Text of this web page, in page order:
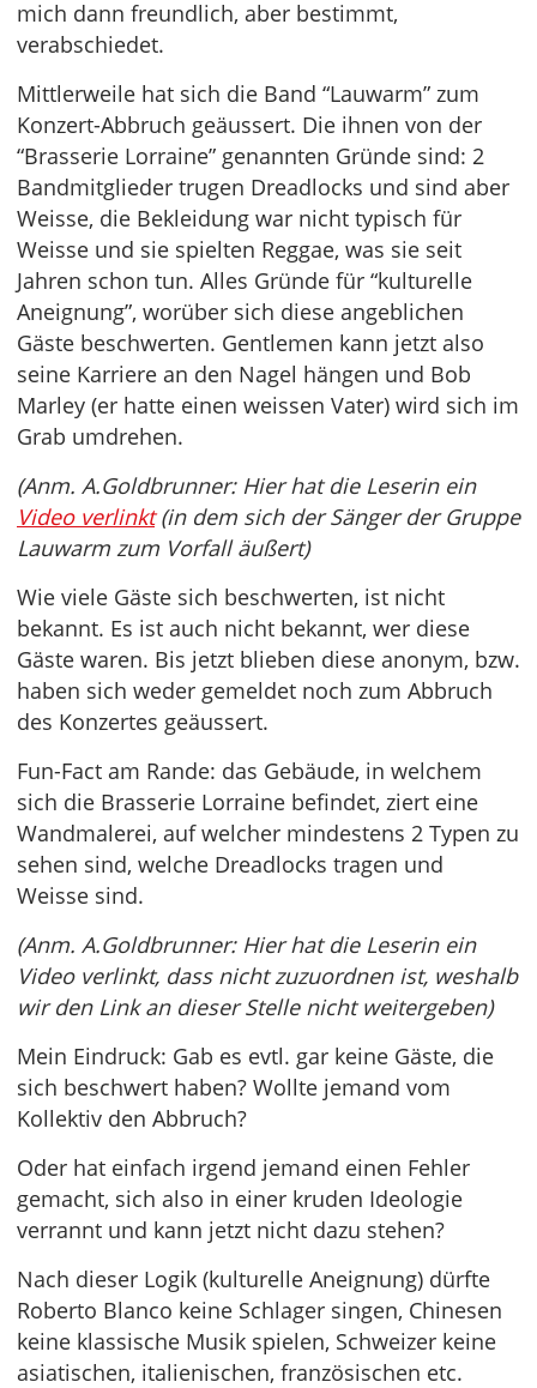
mich dann freundlich, aber bestimmt,
verabschiedet.
Mittlerweile hat sich die Band “Lauwarm” zum
Konzert-Abbruch geäussert. Die ihnen von der
“Brasserie Lorraine” genannten Gründe sind: 2
Bandmitglieder trugen Dreadlocks und sind aber
Weisse, die Bekleidung war nicht typisch für
Weisse und sie spielten Reggae, was sie seit
Jahren schon tun. Alles Gründe für “kulturelle
Aneignung”, worüber sich diese angeblichen
Gäste beschwerten. Gentlemen kann jetzt also
seine Karriere an den Nagel hängen und Bob
Marley (er hatte einen weissen Vater) wird sich im
Grab umdrehen.
(Anm. A.Goldbrunner: Hier hat die Leserin ein
Video verlinkt(in dem sich der Sänger der Gruppe
Lauwarm zum Vorfall äußert)
Wie viele Gäste sich beschwerten, ist nicht
bekannt. Es ist auch nicht bekannt, wer diese
Gäste waren. Bis jetzt blieben diese anonym, bzw.
haben sich weder gemeldet noch zum Abbruch
des Konzertes geäussert.
Fun-Fact am Rande: das Gebäude, in welchem
sich die Brasserie Lorraine befindet, ziert eine
Wandmalerei, auf welcher mindestens 2 Typen zu
sehen sind, welche Dreadlocks tragen und
Weisse sind.
(Anm. A.Goldbrunner: Hier hat die Leserin ein
Video verlinkt, dass nicht zuzuordnen ist, weshalb
wir den Link an dieser Stelle nicht weitergeben)
Mein Eindruck: Gab es evtl. gar keine Gäste, die
sich beschwert haben? Wollte jemand vom
Kollektiv den Abbruch?
Oder hat einfach irgend jemand einen Fehler
gemacht, sich also in einer kruden Ideologie
verrannt und kann jetzt nicht dazu stehen?
Nach dieser Logik (kulturelle Aneignung) dürfte
Roberto Blanco keine Schlager singen, Chinesen
keine klassische Musik spielen, Schweizer keine
asiatischen, italienischen, französischen etc.